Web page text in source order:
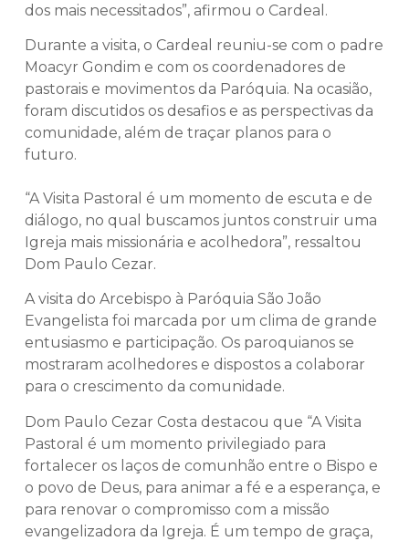
dos mais necessitados”, afirmou o Cardeal.
Durante a visita, o Cardeal reuniu-se com o padre
Moacyr Gondim e com os coordenadores de
pastorais e movimentos da Paróquia. Na ocasião,
foram discutidos os desafios e as perspectivas da
comunidade, além de traçar planos para o
futuro.
“A Visita Pastoral é um momento de escuta e de
diálogo, no qual buscamos juntos construir uma
Igreja mais missionária e acolhedora”, ressaltou
Dom Paulo Cezar.
A visita do Arcebispo à Paróquia São João
Evangelista foi marcada por um clima de grande
entusiasmo e participação. Os paroquianos se
mostraram acolhedores e dispostos a colaborar
para o crescimento da comunidade.
Dom Paulo Cezar Costa destacou que “A Visita
Pastoral é um momento privilegiado para
fortalecer os laços de comunhão entre o Bispo e
o povo de Deus, para animar a fé e a esperança, e
para renovar o compromisso com a missão
evangelizadora da Igreja. É um tempo de graça,